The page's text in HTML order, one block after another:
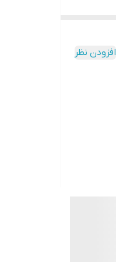
افزودن نظر